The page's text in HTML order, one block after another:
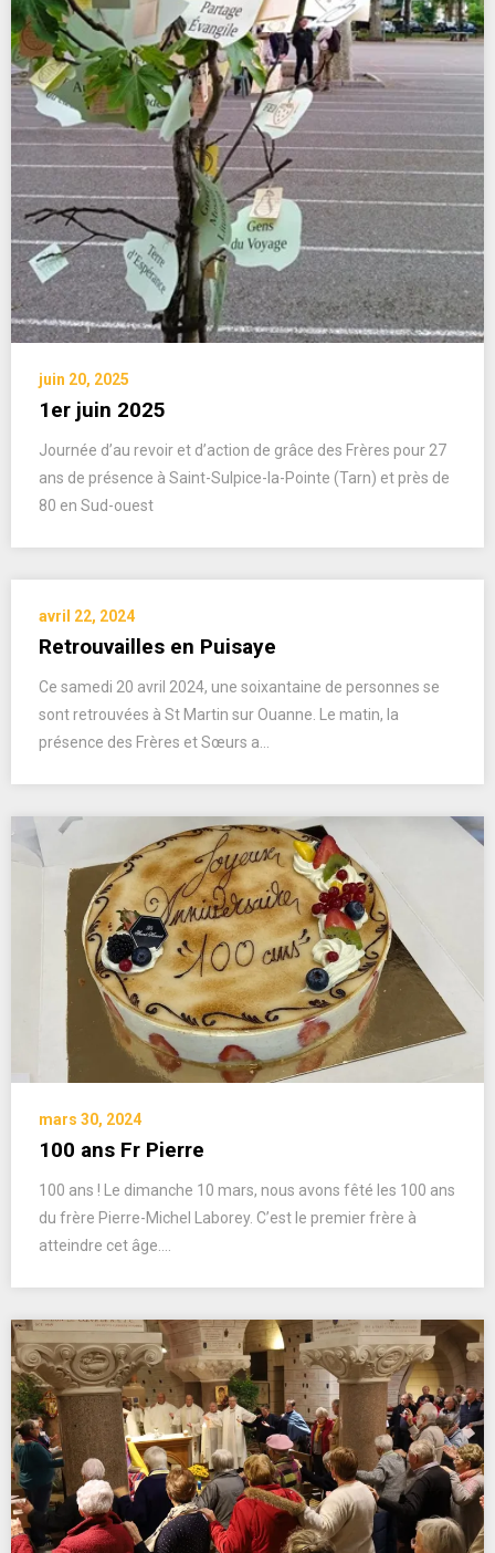
juin 20, 2025
1er juin 2025
Journée d’au revoir et d’action de grâce des Frères pour 27
ans de présence à Saint-Sulpice-la-Pointe (Tarn) et près de
80 en Sud-ouest
avril 22, 2024
Retrouvailles en Puisaye
Ce samedi 20 avril 2024, une soixantaine de personnes se
sont retrouvées à St Martin sur Ouanne. Le matin, la
présence des Frères et Sœurs a…
mars 30, 2024
100 ans Fr Pierre
100 ans ! Le dimanche 10 mars, nous avons fêté les 100 ans
du frère Pierre-Michel Laborey. C’est le premier frère à
atteindre cet âge….